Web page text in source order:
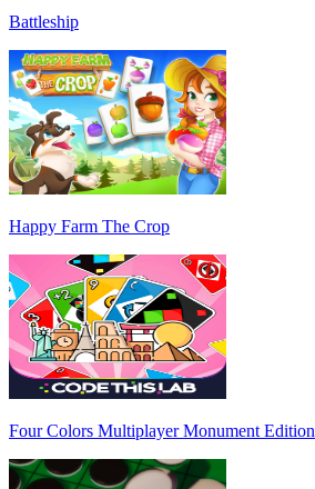
Battleship
Happy Farm The Crop
Four Colors Multiplayer Monument Edition